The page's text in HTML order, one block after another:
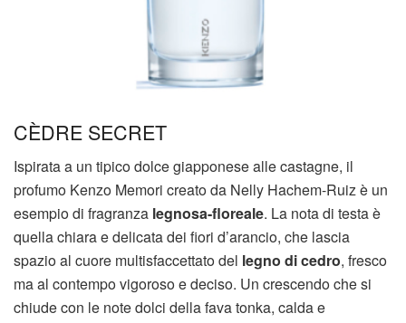
CÈDRE SECRET
Ispirata a un tipico dolce giapponese alle castagne, il
profumo Kenzo Memori creato da Nelly Hachem-Ruiz è un
esempio di fragranza legnosa-floreale. La nota di testa è
quella chiara e delicata dei fiori d’arancio, che lascia
spazio al cuore multisfaccettato del legno di cedro, fresco
ma al contempo vigoroso e deciso. Un crescendo che si
chiude con le note dolci della fava tonka, calda e